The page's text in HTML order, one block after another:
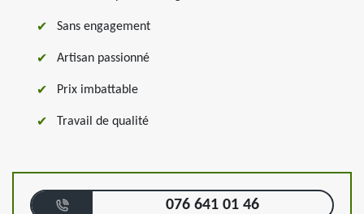
Sans engagement
Artisan passionné
Prix imbattable
Travail de qualité
076 641 01 46